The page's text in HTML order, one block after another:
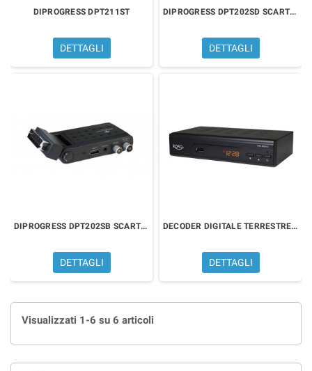
DIPROGRESS DPT211ST
DETTAGLI
DIPROGRESS DPT202SD SCART con Doppio Telecomando
DETTAGLI
DIPROGRESS DPT202SB SCART Stick
DETTAGLI
DECODER DIGITALE TERRESTRE XORO HRS8659 V2
DETTAGLI
Visualizzati 1-6 su 6 articoli